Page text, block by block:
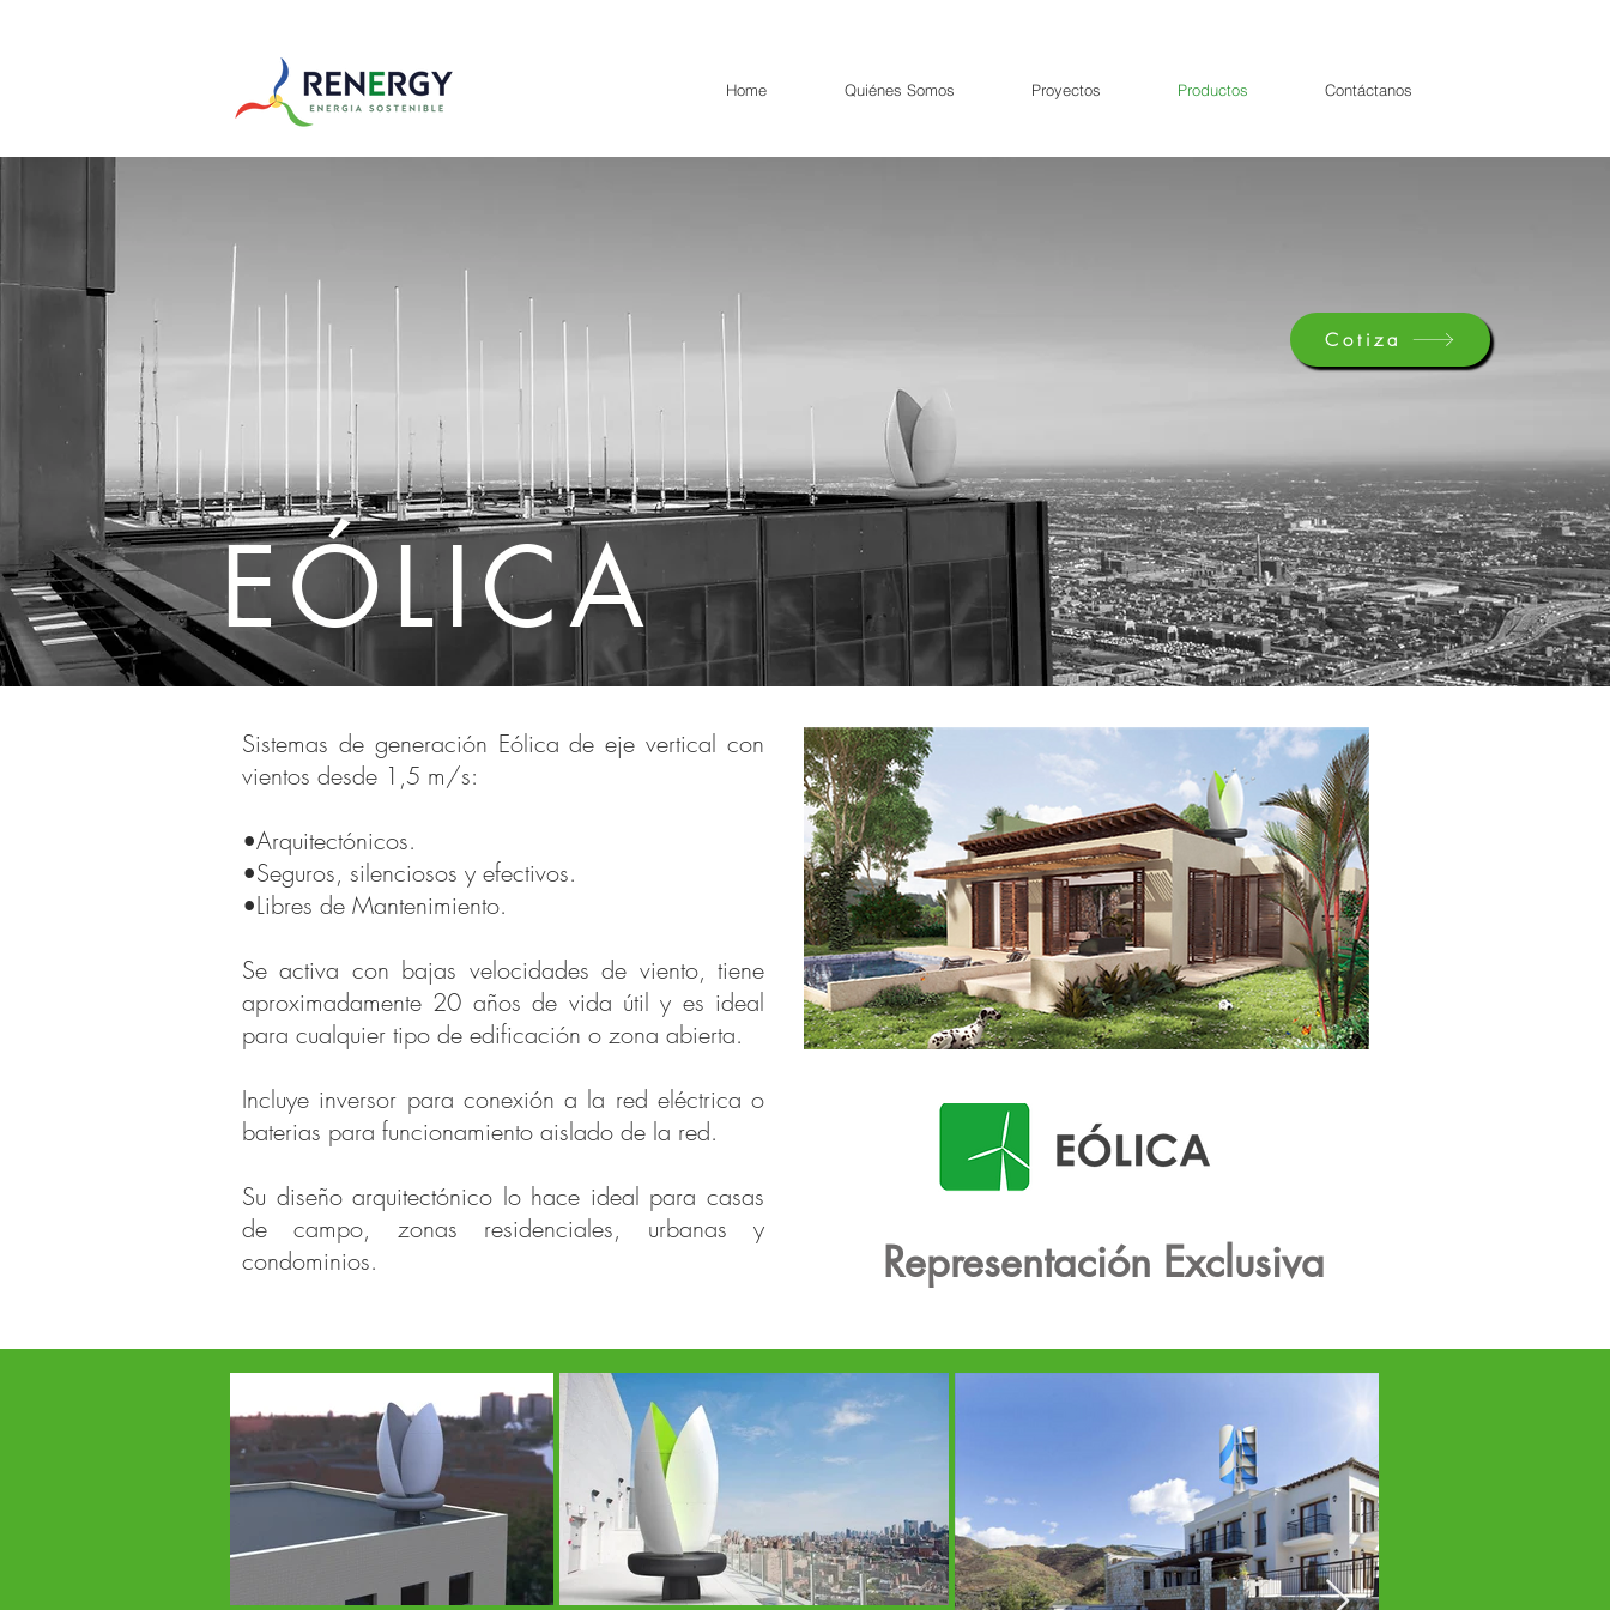
Home Quiénes Somos Proyectos Productos Contáctanos
Cotiza
EÓLICA
Sistemas de generación Eólica de eje vertical con
vientos desde 1,5 m/s:
•Arquitectónicos.
•Seguros, silenciosos y efectivos.
•Libres de Mantenimiento.
Se activa con bajas velocidades de viento, tiene
aproximadamente 20 años de vida útil y es ideal
para cualquier tipo de edificación o zona abierta.
Incluye inversor para conexión a la red eléctrica o
baterias para funcionamiento aislado de la red.
Su diseño arquitectónico lo hace ideal para casas
de campo, zonas residenciales, urbanas y
condominios.
Representación Exclusiva